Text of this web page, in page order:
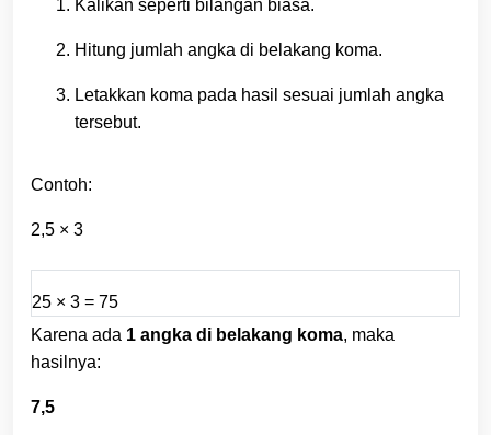
Kalikan seperti bilangan biasa.
Hitung jumlah angka di belakang koma.
Letakkan koma pada hasil sesuai jumlah angka
tersebut.
Contoh:
2,5 × 3
25 × 3 = 75
Karena ada 1 angka di belakang koma, maka
hasilnya:
7,5